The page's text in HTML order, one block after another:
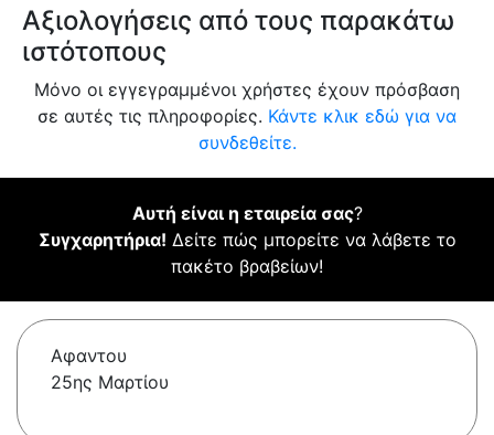
Αξιολογήσεις από τους παρακάτω
ιστότοπους
Μόνο οι εγγεγραμμένοι χρήστες έχουν πρόσβαση
σε αυτές τις πληροφορίες. Κάντε κλικ εδώ για να
συνδεθείτε.
Αυτή είναι η εταιρεία σας?
Συγχαρητήρια! Δείτε πώς μπορείτε να λάβετε το
πακέτο βραβείων!
Αφαντου
25ης Μαρτίου